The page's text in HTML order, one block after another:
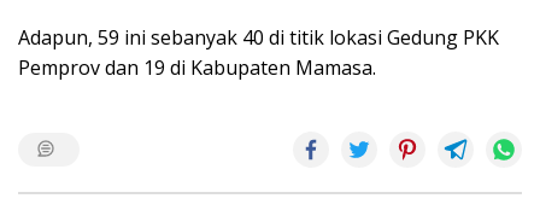
Adapun, 59 ini sebanyak 40 di titik lokasi Gedung PKK
Pemprov dan 19 di Kabupaten Mamasa.